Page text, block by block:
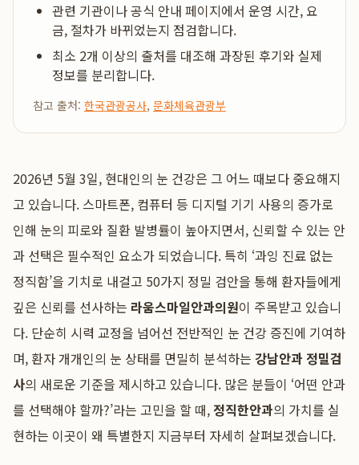
관련 기관이나 공식 안내 페이지에서 운영 시간, 요
금, 절차가 바뀌었는지 점검합니다.
최소 2개 이상의 출처를 대조해 과장된 후기와 실제
정보를 분리합니다.
참고 출처: 한국관광공사, 문화체육관광부
2026년 5월 3일, 현대인의 눈 건강은 그 어느 때보다 중요해지
고 있습니다. 스마트폰, 컴퓨터 등 디지털 기기 사용의 증가로
인해 눈의 피로와 질환 발병률이 높아지면서, 신뢰할 수 있는 안
과 선택은 필수적인 요소가 되었습니다. 특히 ‘과잉 진료 없는
정직함’을 기치로 내걸고 50가지 정밀 검안을 통해 환자들에게
깊은 신뢰를 선사하는 라움스마일안과의원이 주목받고 있습니
다. 단순히 시력 교정을 넘어선 전반적인 눈 건강 증진에 기여하
며, 환자 개개인의 눈 상태를 면밀히 분석하는 강남안과 정밀검
사의 새로운 기준을 제시하고 있습니다. 많은 분들이 ‘어떤 안과
를 선택해야 할까?’라는 고민을 할 때,정직한안과의 가치를 실
현하는 이곳이 왜 특별한지 지금부터 자세히 살펴보겠습니다.